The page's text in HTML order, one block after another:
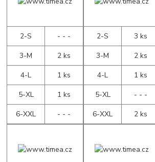
2-S
- - -
3-M
2 ks
4-L
1 ks
5-XL
1 ks
6-XXL
- - -
2-S
3 ks
3-M
2 ks
4-L
1 ks
5-XL
- - -
6-XXL
2 ks